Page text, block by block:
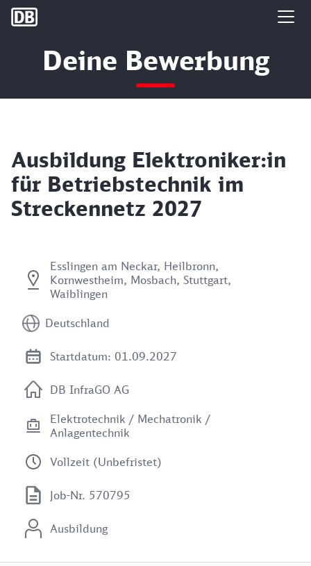
DB Group
Deine Bewerbung
Ausbildung Elektroniker:in
für Betriebstechnik im
Streckennetz 2027
Esslingen am Neckar, Heilbronn,
Kornwestheim, Mosbach, Stuttgart,
Waiblingen
Deutschland
Startdatum: 01.09.2027
DB InfraGO AG
Elektrotechnik / Mechatronik /
Anlagentechnik
Vollzeit (Unbefristet)
Job-Nr. 570795
Ausbildung